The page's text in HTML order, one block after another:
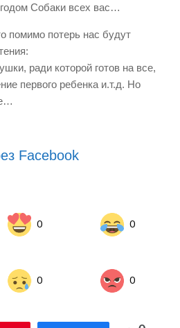
Собаки всех вас…
помимо потерь нас будут
ради которой готов на все,
первого ребенка и.т.д. Но
Facebook
0 0
0 0